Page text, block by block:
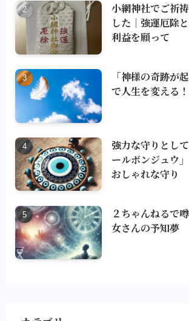
小網神社でご祈
した｜強運厄除
利益を願って
「神様の奇跡が
で人生を変える！
強力な守りとし
ールボンジュウ
おしゃれな守り
２ちゃんねるで
女さんの予知夢